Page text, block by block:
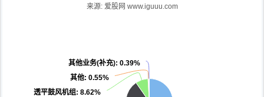
来源: 爱股网 www.iguuu.com
透平鼓风机组: 8.62%
其他: 0.55%
其他业务(补充): 0.39%